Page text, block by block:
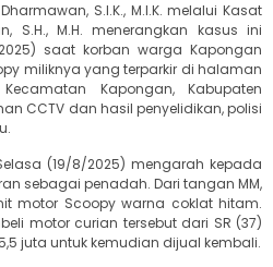
S.I.K., M.I.K. melalui Kasat
S.H., M.H. menerangkan kasus ini
saat korban warga Kapongan
miliknya yang terparkir di halaman
Kapongan, Kabupaten
CCTV dan hasil penyelidikan, polisi
(19/8/2025) mengarah kepada
sebagai penadah. Dari tangan MM,
motor Scoopy warna coklat hitam.
motor curian tersebut dari SR (37)
juta untuk kemudian dijual kembali.